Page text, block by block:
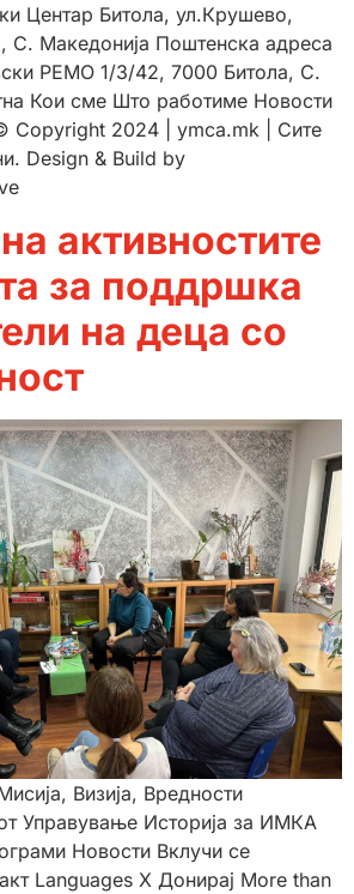
Центар Битола, ул.Крушево,
С. Македонија Поштенска адреса
РЕМО 1/3/42, 7000 Битола, С.
Кои сме Што работиме Новости
Copyright 2024 | ymca.mk | Сите
Design & Build by
активностите
за поддршка
на деца со
Визија, Вредности
Управување Историја за ИМКА
Новости Вклучи се
Languages X Донирај More than